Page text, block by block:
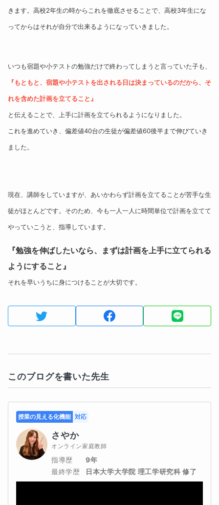
きます。高校2年生の時からこれを徹底させることで、高校3年生にな
ってからはそれが自分で出来るようになっていきました。
いつも宿題や小テストの勉強だけで終わってしまうと言っていた子も、
『もともと、宿題や小テストを出される日は決まっているのだから、そ
れを含めた計画を立てること』
と伝えることで、上手に計画を立てられるようになりました。
これを進めていき、偏差値40台の生徒が偏差値60後半まで伸びていき
ました。
現在、講師をしていますが、あいかわらず計画を立てることが苦手な生
徒がほとんどです。そのため、今も一人一人に時間単位で計画を立てて
やっていこうと、指導しています。
『勉強を伸ばしたいなら、まずは計画を上手に立てられる
ようにすること』
それを早いうちに身につけることが大切です。
このブログを書いた先生
授業の見える化機能 対応
さやか
オンライン家庭教師
指導歴
9年
最終学歴
日本大学大学院 理工学研究科 修了